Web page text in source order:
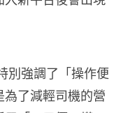
別強調了「操作便
了減輕司機的營